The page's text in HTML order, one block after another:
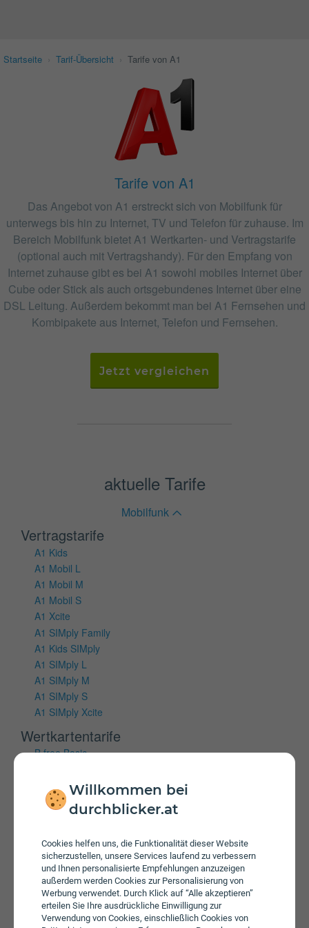
Willkommen bei
durchblicker.at
Cookies helfen uns, die Funktionalität dieser Website
sicherzustellen, unsere Services laufend zu verbessern
und Ihnen personalisierte Empfehlungen anzuzeigen
außerdem werden Cookies zur Personalisierung von
Werbung verwendet. Durch Klick auf “Alle akzeptieren”
erteilen Sie Ihre ausdrückliche Einwilligung zur
Verwendung von Cookies, einschließlich Cookies von
Startseite Tarif-Übersicht Tarife von A1
Tarife von A1
Das Angebot von A1 erstreckt sich von Mobilfunk für
unterwegs bis hin zu Internet, TV und Telefon für zuhause. Im
Bereich Mobilfunk bietet A1 Wertkarten- und Vertragstarife
(optional auch mit Vertragshandy). Für den Empfang von
Internet zuhause gibt es bei A1 sowohl mobiles Internet über
Cube oder Stick als auch ortsgebundenes Internet über eine
DSL Leitung. Außerdem bekommt man bei A1 Fernsehen und
Kombipakete aus Internet, Telefon und Fernsehen.
Jetzt vergleichen
aktuelle Tarife
Mobilfunk
Vertragstarife
A1 Kids
A1 Mobil L
A1 Mobil M
A1 Mobil S
A1 Xcite
A1 SIMply Family
A1 Kids SIMply
A1 SIMply L
A1 SIMply M
A1 SIMply S
A1 SIMply Xcite
Wertkartentarife
B.free Basic
B.free M Wertkarte
B.free S Wertkarte
Vertragstarife
A1 Cube Internet 100 Flex
A1 Cube Internet 150 Flex
A1 Cube Internet 50 Flex
A1 Xcite Cube